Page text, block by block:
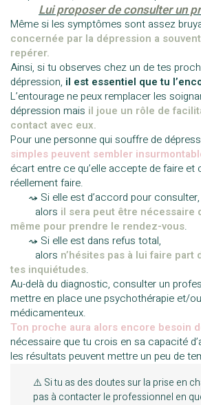
Lui proposer de consulter un
Même si les symptômes sont assez
concernée par la dépression a
repérer.
Ainsi, si tu observes chez un de tes
dépression, il est essentiel que tu
L’entourage ne peux remplacer les
dépression mais il joue un rôle de
contact avec eux.
Pour une personne qui souffre de
simples peuvent sembler
écart entre ce qu’elle accepte de faire et
réellement faire.
⤳ Si elle est d’accord pour consulter,
alors il sera peut être nécessaire
même pour prendre le rendez-vous.
⤳ Si elle est dans refus total,
alors n’hésites pas à lui faire
tes inquiétudes.
Au-delà du diagnostic, consulter un
mettre en place une psychothérapie et/
médicamenteux.
Ton proche aura alors encore besoin
nécessaire que tu crois en sa capacité
les résultats peuvent mettre un peu de
⚠️ Si tu as des doutes sur la prise en
pas à contacter le professionnel en